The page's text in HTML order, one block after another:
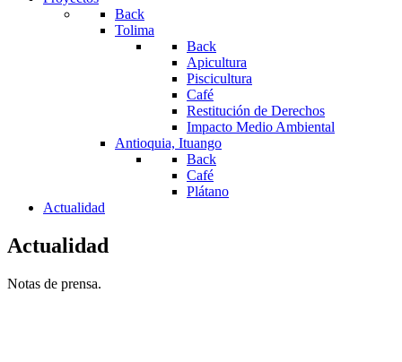
Back
Tolima
Back
Apicultura
Piscicultura
Café
Restitución de Derechos
Impacto Medio Ambiental
Antioquia, Ituango
Back
Café
Plátano
Actualidad
Actualidad
Notas de prensa.